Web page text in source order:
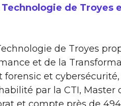
de Troyes
de Troyes
et de la
forensic et
par la CTI, Master
et compte près de